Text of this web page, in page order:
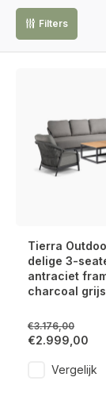
Filters
Tierra
delige 3-
antraciet
charcoal
€3.176,00
€2.999,00
Vergelijk